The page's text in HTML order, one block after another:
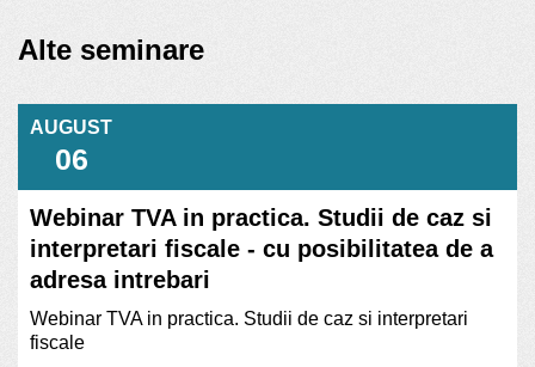
Alte seminare
AUGUST
06
Webinar TVA in practica. Studii de caz si
interpretari fiscale - cu posibilitatea de a
adresa intrebari
Webinar TVA in practica. Studii de caz si interpretari
fiscale